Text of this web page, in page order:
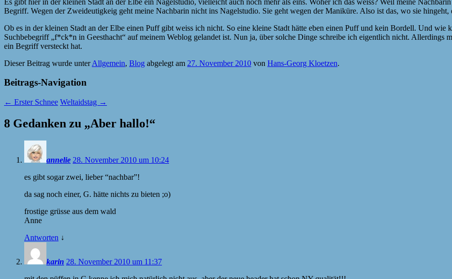
Begriff. Wegen der Zweideutigkeig geht meine Nachbarin nicht ins Nagelstudio. Sie geht wegen der Maniküre. Also ist das, wo sie
Ob es in der kleinen Stadt an der Elbe einen Puff gibt weiss ich nicht. So eine kleine Stadt hätte eben einen Puff und kein Bordell. Und wie
Suchbebegriff „f*ck*n in Geesthacht“ auf meinem Weblog gelandet ist. Nun ja, über solche Dinge schreibe ich eigentlich nicht. Allerdings
ein Begriff versteckt hat.
Dieser Beitrag wurde unterAllgemein, Blog abgelegt am 27. November 2010 von Hans-Georg Kloetzen.
Beitrags-Navigation
← Erster Schnee Weltaidstag →
8 Gedanken zu „Aber hallo!“
annelie 28. November 2010 um 10:24
es gibt sogar zwei, lieber “nachbar”!
da sag noch einer, G. hätte nichts zu bieten ;o)
frostige grüsse aus dem wald
Anne
Antworten ↓
karin 28. November 2010 um 11:37